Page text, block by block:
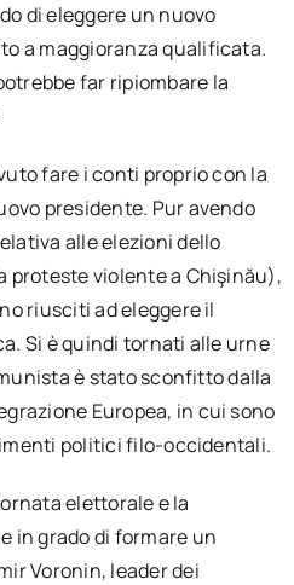
di eleggere un nuovo
a maggioranza qualificata.
far ripiombare la
fare i conti proprio con la
presidente. Pur avendo
alle elezioni dello
proteste violente a Chişinău),
riusciti ad eleggere il
Si è quindi tornati alle urne
è stato sconfitto dalla
Europea, in cui sono
politici filo-occidentali.
elettorale e la
in grado di formare un
Voronin, leader dei